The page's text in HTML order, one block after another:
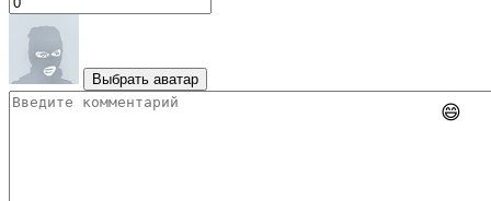
Выбрать аватар
😄